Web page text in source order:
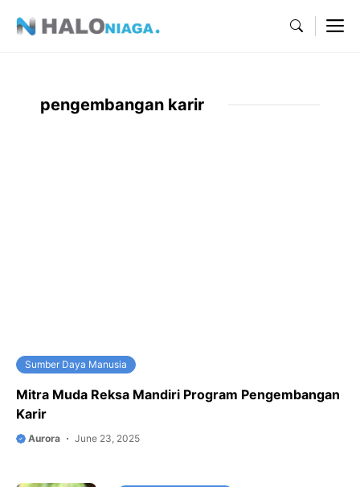
pengembangan karir
Sumber Daya Manusia
Mitra Muda Reksa Mandiri Program Pengembangan
Karir
Aurora June 23, 2025